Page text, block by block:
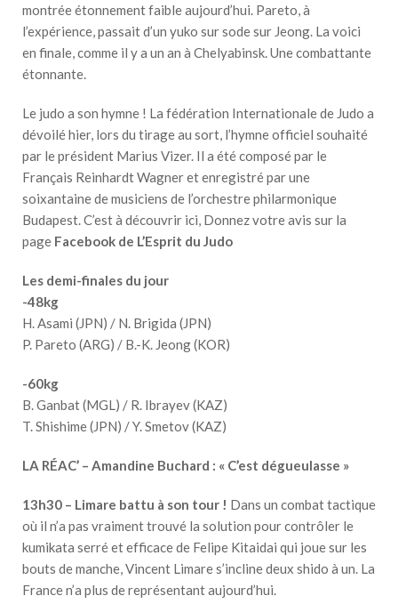
montrée étonnement faible aujourd’hui. Pareto, à
l’expérience, passait d’un yuko sur sode sur Jeong. La voici
en finale, comme il y a un an à Chelyabinsk. Une combattante
étonnante.
Le judo a son hymne ! La fédération Internationale de Judo a
dévoilé hier, lors du tirage au sort, l’hymne officiel souhaité
par le président Marius Vizer. Il a été composé par le
Français Reinhardt Wagner et enregistré par une
soixantaine de musiciens de l’orchestre philarmonique
Budapest. C’est à découvrir ici, Donnez votre avis sur la
page Facebook de L’Esprit du Judo
Les demi-finales du jour
-48kg
H. Asami (JPN) / N. Brigida (JPN)
P. Pareto (ARG) / B.-K. Jeong (KOR)
-60kg
B. Ganbat (MGL) / R. Ibrayev (KAZ)
T. Shishime (JPN) / Y. Smetov (KAZ)
LA RÉAC’ – Amandine Buchard : « C’est dégueulasse »
13h30 – Limare battu à son tour ! Dans un combat tactique
où il n’a pas vraiment trouvé la solution pour contrôler le
kumikata serré et efficace de Felipe Kitaidai qui joue sur les
bouts de manche, Vincent Limare s’incline deux shido à un. La
France n’a plus de représentant aujourd’hui.